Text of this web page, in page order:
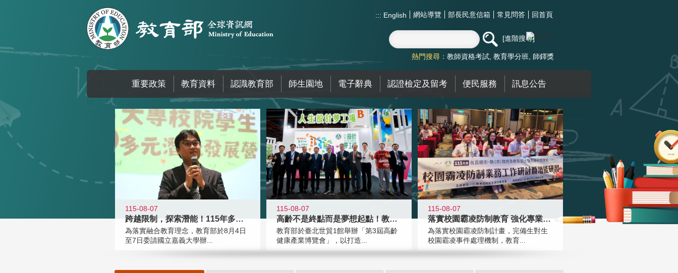
::: English 網站導覽 部長民意信箱 常見問答 回首頁
進階搜尋
熱門搜尋： 教師資格考試 教育學分班 師鐸獎
重要政策 教育資料 認識教育部 師生園地 電子辭典 認證檢定及留考 便民服務 訊息公告
:::
115-08-07
跨越限制，探索潛能！115年多元潛
為落實融合教育理念，教育部於8月4日
至7日委請國立嘉義大學辦...
115-08-07
高齡不是終點而是夢想起點！教育部打
教育部於臺北世貿1館舉辦「第3屆高齡
健康產業博覽會」，以打造...
115-08-07
落實校園霸凌防制教育 強化專業知能
為落實校園霸凌防制計畫，完備生對生
校園霸凌事件處理機制，教育...